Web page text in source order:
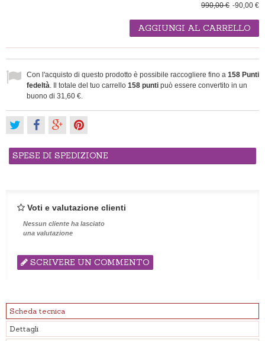
-90,00 €
990,00 €
AGGIUNGI AL CARRELLO
Con l'acquisto di questo prodotto è possibile raccogliere fino a 158 Punti
fedeltà . Il totale del tuo carrello 158 punti può essere convertito in un
buono di 31,60 €
SPESE DI SPEDIZIONE
Voti e valutazione clienti
Nessun cliente ha lasciato
una valutazione
SCRIVERE UN COMMENTO
Scheda tecnica
Dettagli